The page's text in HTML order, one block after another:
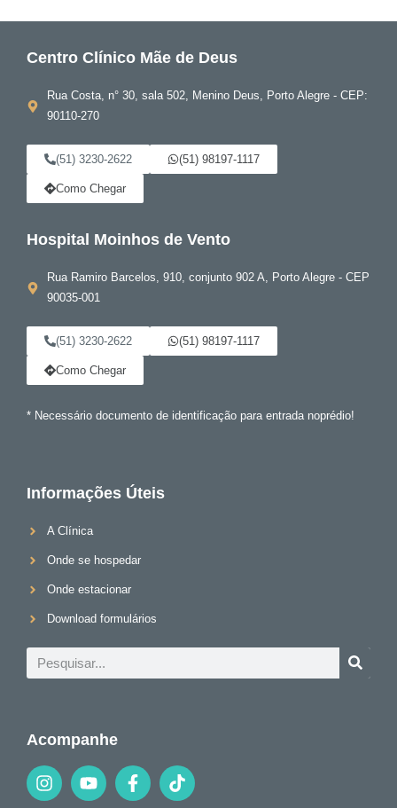
Centro Clínico Mãe de Deus
Rua Costa, n° 30, sala 502, Menino Deus, Porto Alegre - CEP:
90110-270
(51) 3230-2622 (51) 98197-1117
Como Chegar
Hospital Moinhos de Vento
Rua Ramiro Barcelos, 910, conjunto 902 A, Porto Alegre - CEP
90035-001
(51) 3230-2622 (51) 98197-1117
Como Chegar
* Necessário documento de identificação para entrada noprédio!
Informações Úteis
A Clínica
Onde se hospedar
Onde estacionar
Download formulários
Acompanhe